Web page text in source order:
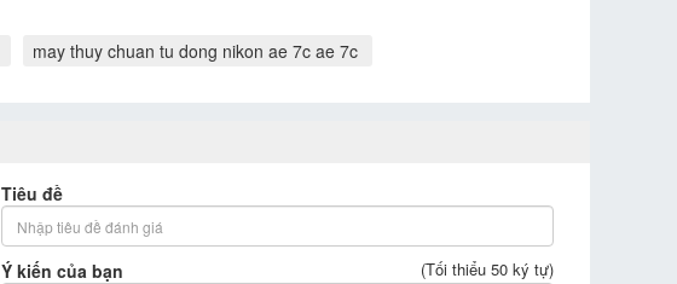
may thuy chuan tu dong nikon ae 7c ae 7c
Tiêu đề
Ý kiến của bạn (Tối thiểu 50 ký tự)